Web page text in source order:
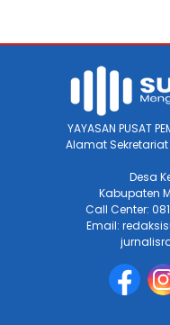
YAYASAN PUSAT
Alamat Sekretariat
Desa
Kabupaten
Call Center:
Email: